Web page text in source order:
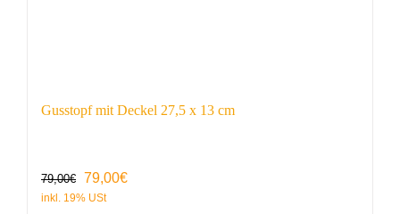
Gusstopf mit Deckel 27,5 x 13 cm
79,00€ Ursprünglicher
Preis
79,00€Aktueller